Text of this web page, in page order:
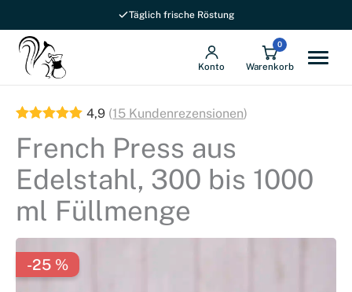
Täglich frische Röstung
Konto
0
Warenkorb
4,9 (15 Kundenrezensionen)
French Press aus
Edelstahl, 300 bis 1000
ml Füllmenge
-25 %